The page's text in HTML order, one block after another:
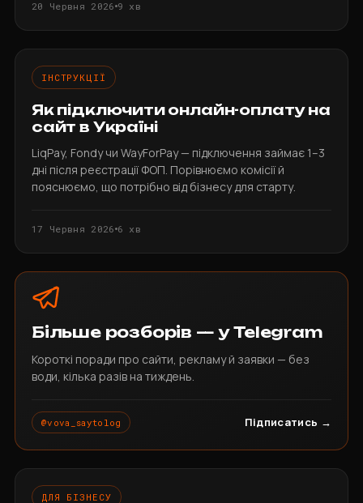
20 Червня 2026 9 хв
ІНСТРУКЦІЇ
Як підключити онлайн-оплату на
сайт в Україні
LiqPay, Fondy чи WayForPay — підключення займає 1–3
дні після реєстрації ФОП. Порівнюємо комісії й
пояснюємо, що потрібно від бізнесу для старту.
17 Червня 2026 6 хв
Більше розборів — у Telegram
Короткі поради про сайти, рекламу й заявки — без
води, кілька разів на тиждень.
@vova_saytolog Підписатись →
ДЛЯ БІЗНЕСУ